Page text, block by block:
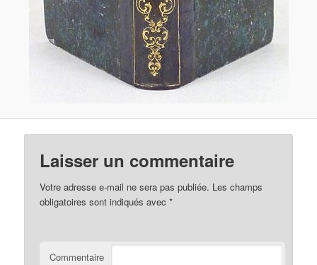
Laisser un commentaire
Votre adresse e-mail ne sera pas publiée. Les champs
obligatoires sont indiqués avec*
Commentaire